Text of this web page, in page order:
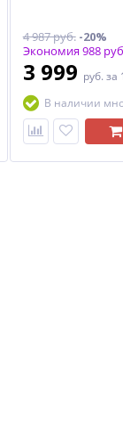
4 987 руб.-20%
Экономия 988
3 999 руб. за
В наличии